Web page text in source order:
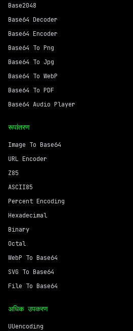
Base2048
Base64 Decoder
Base64 Encoder
Base64 To Png
Base64 To Jpg
Base64 To WebP
Base64 To PDF
Base64 Audio Player
रूपांतरण
Image To Base64
URL Encoder
Z85
ASCII85
Percent Encoding
Hexadecimal
Binary
Octal
WebP To Base64
SVG To Base64
File To Base64
अधिक उपकरण
UUencoding